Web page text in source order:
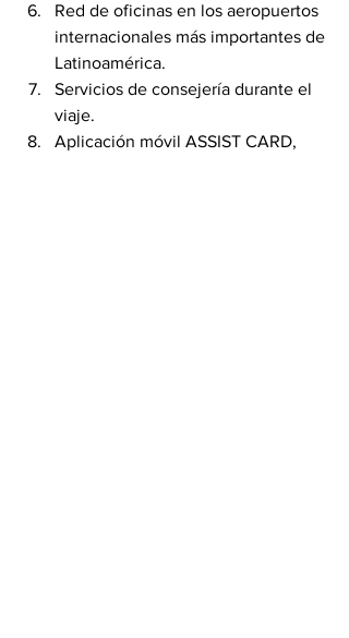
Red de oficinas en los aeropuertos
internacionales más importantes de
Latinoamérica.
Servicios de consejería durante el
viaje.
Aplicación móvil ASSIST CARD,